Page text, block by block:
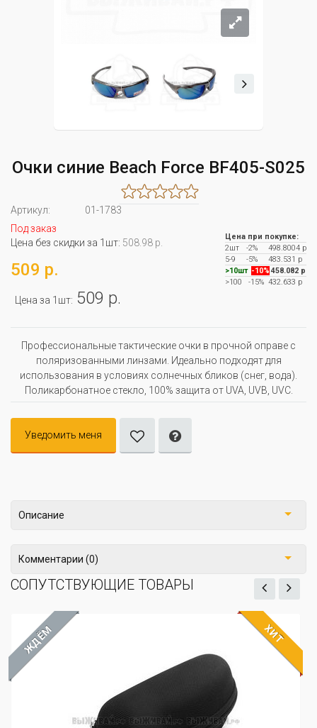
Очки синие Beach Force BF405-S025
Артикул:
01-1783
Под заказ
Цена без скидки за 1шт: 508.98 р.
509 р.
Цена за 1шт: 509 р.
Цена при покупке:
2шт
-2%
498.8004 р
5-9
-5%
483.531 р
>10шт -10% 458.082 р
>100
-15% 432.633 р
Профессиональные тактические очки в прочной оправе с
поляризованными линзами. Идеально подходят для
использования в условиях солнечных бликов (снег, вода).
Поликарбонатное стекло, 100% защита от UVA, UVB, UVC.
Уведомить меня
Описание
Комментарии (0)
СОПУТСТВУЮЩИЕ ТОВАРЫ
ЖДЁМ ХИТ